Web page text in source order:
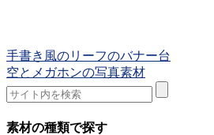
手書き風のリーフのバナー台
空とメガホンの写真素材
素材の種類で探す